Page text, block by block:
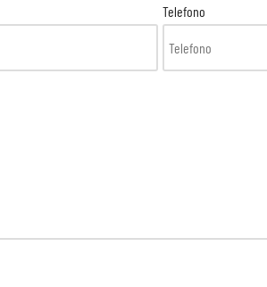
Telefono